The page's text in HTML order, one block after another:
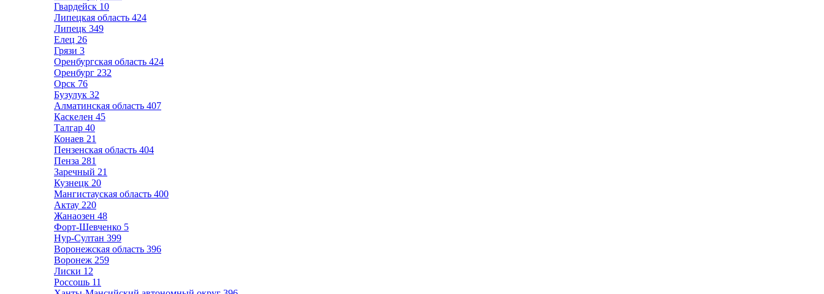
Гвардейск 10
Липецкая область 424
Липецк 349
Елец 26
Грязи 3
Оренбургская область 424
Оренбург 232
Орск 76
Бузулук 32
Алматинская область 407
Каскелен 45
Талгар 40
Конаев 21
Пензенская область 404
Пенза 281
Заречный 21
Кузнецк 20
Мангистауская область 400
Актау 220
Жанаозен 48
Форт-Шевченко 5
Нур-Султан 399
Воронежская область 396
Воронеж 259
Лиски 12
Россошь 11